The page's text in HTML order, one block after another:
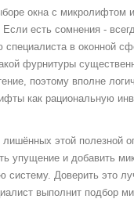
окна с микролифтом
Если есть сомнения -
специалиста в оконной
фурнитуры
поэтому вполне
как рациональную
этой полезной
упущение и добавить
систему. Доверить это
выполнит подбор